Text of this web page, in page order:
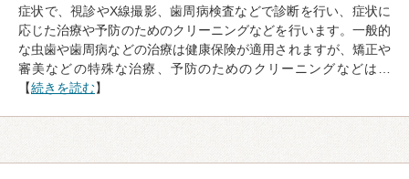
症状で、視診やX線撮影、歯周病検査などで診断を行い、症状に
応じた治療や予防のためのクリーニングなどを行います。一般的
な虫歯や歯周病などの治療は健康保険が適用されますが、矯正や
審美などの特殊な治療、予防のためのクリーニングなどは…
【続きを読む】